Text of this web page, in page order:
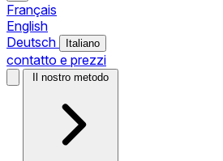
Français
English
Deutsch
Italiano
contatto e prezzi
Il nostro metodo